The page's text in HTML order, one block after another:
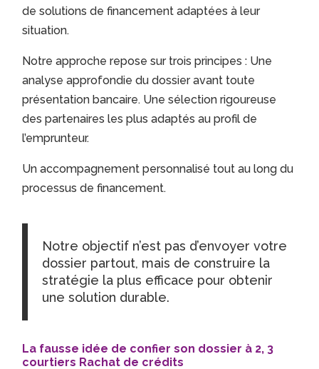
de solutions de financement adaptées à leur
situation.
Notre approche repose sur trois principes : Une
analyse approfondie du dossier avant toute
présentation bancaire. Une sélection rigoureuse
des partenaires les plus adaptés au profil de
l’emprunteur.
Un accompagnement personnalisé tout au long du
processus de financement.
Notre objectif n’est pas d’envoyer votre
dossier partout, mais de construire la
stratégie la plus efficace pour obtenir
une solution durable.
La fausse idée de confier son dossier à 2, 3
courtiers Rachat de crédits